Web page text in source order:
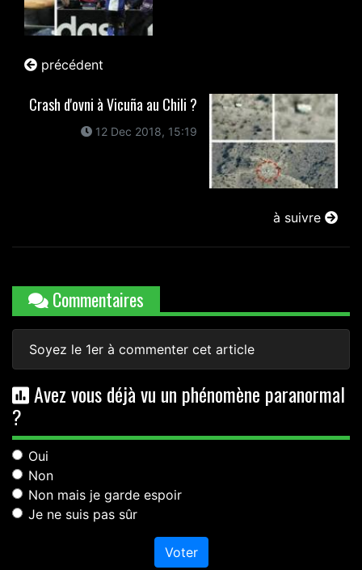
précédent
Crash d'ovni à Vicuña au Chili ?
12 Dec 2018, 15:19
à suivre
Commentaires
Soyez le 1er à commenter cet article
Avez vous déjà vu un phénomène paranormal
?
Oui
Non
Non mais je garde espoir
Je ne suis pas sûr
Voter